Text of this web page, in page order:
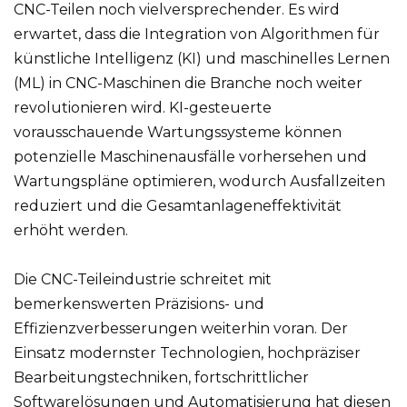
CNC-Teilen noch vielversprechender. Es wird
erwartet, dass die Integration von Algorithmen für
künstliche Intelligenz (KI) und maschinelles Lernen
(ML) in CNC-Maschinen die Branche noch weiter
revolutionieren wird. KI-gesteuerte
vorausschauende Wartungssysteme können
potenzielle Maschinenausfälle vorhersehen und
Wartungspläne optimieren, wodurch Ausfallzeiten
reduziert und die Gesamtanlageneffektivität
erhöht werden.
Die CNC-Teileindustrie schreitet mit
bemerkenswerten Präzisions- und
Effizienzverbesserungen weiterhin voran. Der
Einsatz modernster Technologien, hochpräziser
Bearbeitungstechniken, fortschrittlicher
Softwarelösungen und Automatisierung hat diesen